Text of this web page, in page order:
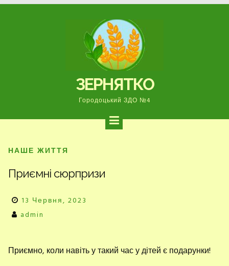
ЗЕРНЯТКО
Городоцький ЗДО №4
НАШЕ ЖИТТЯ
Приємні сюрпризи
13 Червня, 2023
admin
Приємно, коли навіть у такий час у дітей є подарунки!